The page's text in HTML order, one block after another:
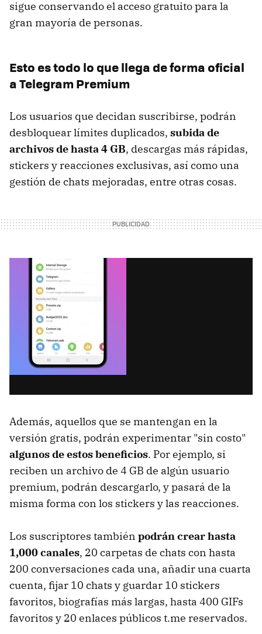
sigue conservando el acceso gratuito para la
gran mayoría de personas.
Esto es todo lo que llega de forma oficial
a Telegram Premium
Los usuarios que decidan suscribirse, podrán
desbloquear límites duplicados, subida de
archivos de hasta 4 GB, descargas más rápidas,
stickers y reacciones exclusivas, así como una
gestión de chats mejoradas, entre otras cosas.
Además, aquellos que se mantengan en la
versión gratis, podrán experimentar "sin costo"
algunos de estos beneficios. Por ejemplo, si
reciben un archivo de 4 GB de algún usuario
premium, podrán descargarlo, y pasará de la
misma forma con los stickers y las reacciones.
Los suscriptores también podrán crear hasta
1,000 canales, 20 carpetas de chats con hasta
200 conversaciones cada una, añadir una cuarta
cuenta, fijar 10 chats y guardar 10 stickers
favoritos, biografías más largas, hasta 400 GIFs
favoritos y 20 enlaces públicos t.me reservados.